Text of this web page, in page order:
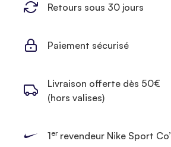
Retours sous 30 jours
Paiement sécurisé
Livraison offerte dès 50€
(hors valises)
1errevendeur Nike Sport Co’